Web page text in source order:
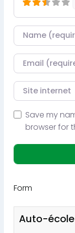
Nom
Courriel
Site internet
Save my
browser for
Form
Auto-